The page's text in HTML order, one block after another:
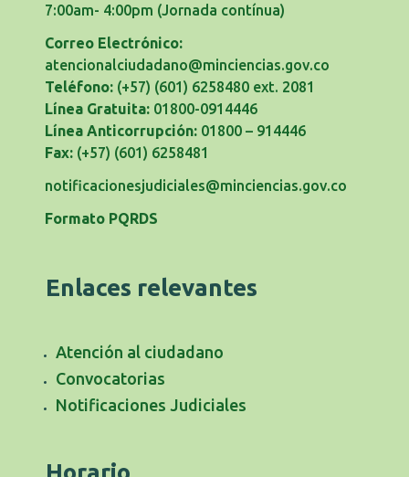
7:00am- 4:00pm (Jornada contínua)
Correo Electrónico:
atencionalciudadano@minciencias.gov.co
Teléfono:(+57) (601) 6258480 ext. 2081
Línea Gratuita:01800-0914446
Línea Anticorrupción:01800 – 914446
Fax:(+57) (601) 6258481
notificacionesjudiciales@minciencias.gov.co
Formato PQRDS
Enlaces relevantes
Atención al ciudadano
Convocatorias
Notificaciones Judiciales
Horario